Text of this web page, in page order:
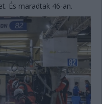
És maradtak 46-an.